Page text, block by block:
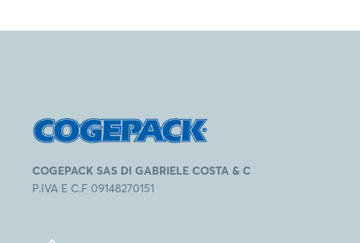
COGEPACK SAS DI GABRIELE COSTA & C
P.IVA E C.F 09148270151